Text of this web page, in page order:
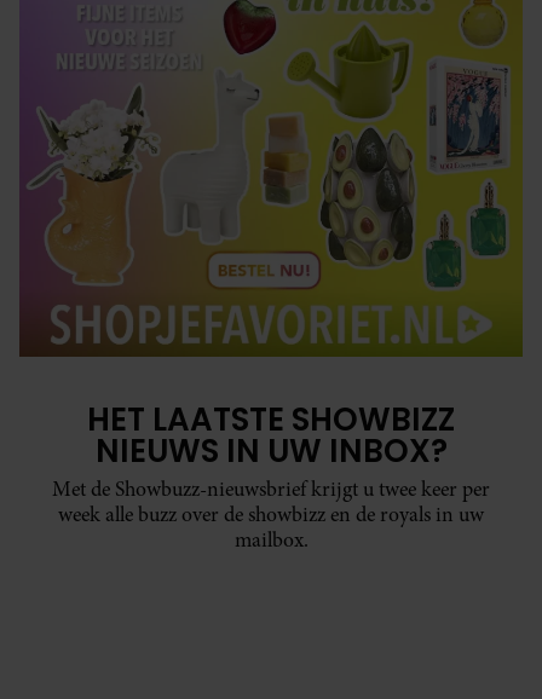
HET LAATSTE SHOWBIZZ
NIEUWS IN UW INBOX?
Met de Showbuzz-nieuwsbrief krijgt u twee keer per
week alle buzz over de showbizz en de royals in uw
mailbox.